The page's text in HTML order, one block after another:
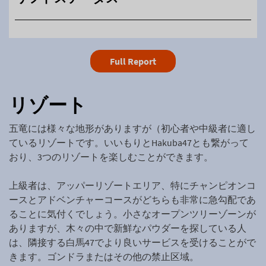
Full Report
リゾート
五竜には様々な地形がありますが（初心者や中級者に適し
ているリゾートです。いいもりとHakuba47とも繋がって
おり、3つのリゾートを楽しむことができます。
上級者は、アッパーリゾートエリア、特にチャンピオンコ
ースとアドベンチャーコースがどちらも非常に急勾配であ
ることに気付くでしょう。小さなオープンツリーゾーンが
ありますが、木々の中で新鮮なパウダーを探している人
は、隣接する白馬47でより良いサービスを受けることがで
きます。ゴンドラまたはその他の禁止区域。